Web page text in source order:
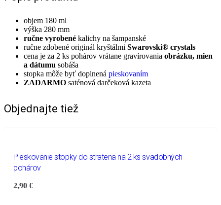
objem 180 ml
výška 280 mm
ručne vyrobené kalichy na šampanské
ručne zdobené originál kryštálmi Swarovski® crystals
cena je za 2 ks pohárov vrátane gravírovania obrázku, mien
a dátumu sobáša
stopka môže byť doplnená pieskovaním
ZADARMO saténová darčeková kazeta
Objednajte tiež
Pieskovanie stopky do stratena na 2 ks svadobných
pohárov
2,90€